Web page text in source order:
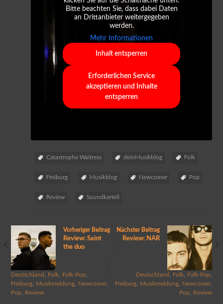
Bitte beachten Sie, dass dabei Daten
an Drittanbieter weitergegeben
werden.
Mehr Informationen
Inhalt entsperren
Erforderlichen Service
akzeptieren und Inhalte
entsperren
Catastrophe Waitress deinMusikblog Folk
Freiburg Musikblog Newcomer Pop
Review Soundkartell
Vorheriger Beitrag
Review: Saint
the duo
Deutschland , Folk, Folk-Pop,
Freiburg, Musikmeldung, Newcomer,
Pop, Review
Nächster Beitrag
Review: NAR
Deutschland , Folk, Folk-Pop,
Freiburg, Musikmeldung, Newcomer,
Pop, Review